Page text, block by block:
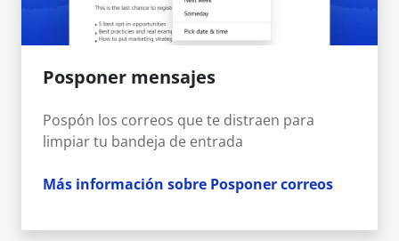
Posponer mensajes
Pospón los correos que te distraen para
limpiar tu bandeja de entrada
Más información sobre Posponer correos